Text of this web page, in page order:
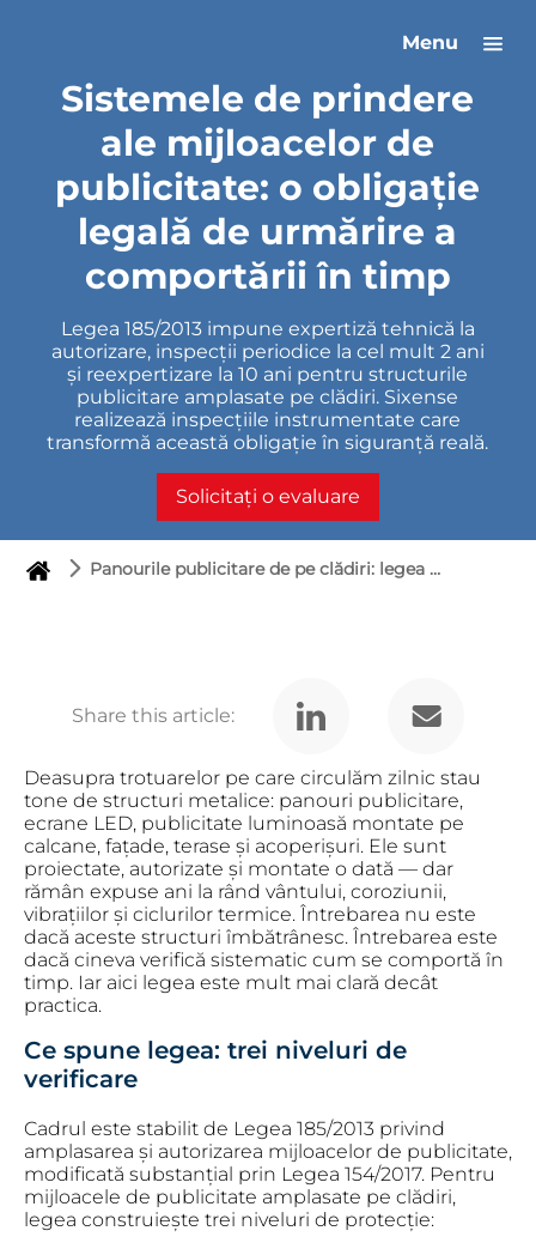
Menu
Sistemele de prindere
ale mijloacelor de
publicitate: o obligație
legală de urmărire a
comportării în timp
Legea 185/2013 impune expertiză tehnică la
autorizare, inspecții periodice la cel mult 2 ani
și reexpertizare la 10 ani pentru structurile
publicitare amplasate pe clădiri. Sixense
realizează inspecțiile instrumentate care
transformă această obligație în siguranță reală.
Solicitați o evaluare
Panourile publicitare de pe clădiri: legea cere inspecția sistemelor de prindere cel puțin o dată la 2 ani. Cine o face cu adevărat?
Share this article:
Deasupra trotuarelor pe care circulăm zilnic stau
tone de structuri metalice: panouri publicitare,
ecrane LED, publicitate luminoasă montate pe
calcane, fațade, terase și acoperișuri. Ele sunt
proiectate, autorizate și montate o dată — dar
rămân expuse ani la rând vântului, coroziunii,
vibrațiilor și ciclurilor termice. Întrebarea nu este
dacă aceste structuri îmbătrânesc. Întrebarea este
dacă cineva verifică sistematic cum se comportă în
timp. Iar aici legea este mult mai clară decât
practica.
Ce spune legea: trei niveluri de
verificare
Cadrul este stabilit de Legea 185/2013 privind
amplasarea și autorizarea mijloacelor de publicitate,
modificată substanțial prin Legea 154/2017. Pentru
mijloacele de publicitate amplasate pe clădiri,
legea construiește trei niveluri de protecție: